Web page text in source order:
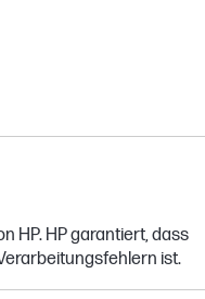
HP. HP garantiert, dass
ist.